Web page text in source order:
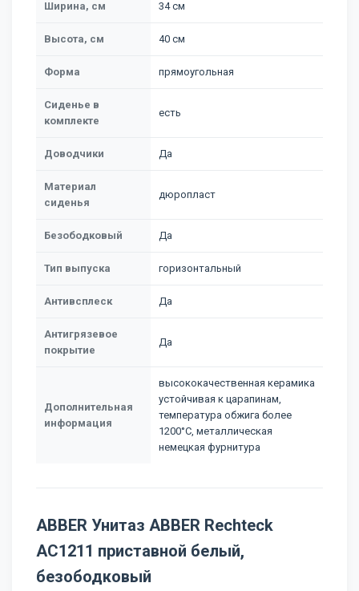
Ширина, см 34 см
Высота, см 40 см
Форма прямоугольная
Сиденье в
комплекте
есть
Доводчики Да
Материал
сиденья
дюропласт
Безободковый Да
Тип выпуска горизонтальный
Антивсплеск Да
Антигрязевое
покрытие
Да
Дополнительная
информация
высококачественная керамика
устойчивая к царапинам,
температура обжига более
1200°C, металлическая
немецкая фурнитура
ABBER Унитаз ABBER Rechteck
AC1211 приставной белый,
безободковый